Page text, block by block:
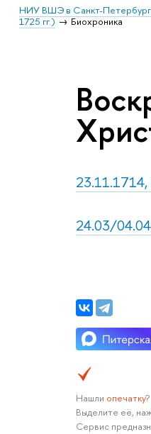
НИУ ВШЭ в Санкт-
1725 гг.)
Биохроника
24.03/
Нашли опечатку?
Выделите её,
Сервис